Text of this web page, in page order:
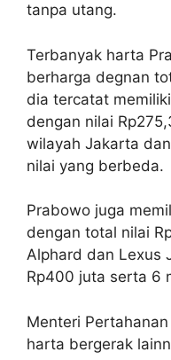
tanpa utang.
Terbanyak harta
berharga degnan
dia tercatat
dengan nilai
wilayah Jakarta
nilai yang berbeda.
Prabowo juga
dengan total nilai
Alphard dan Lexus
Rp400 juta serta 6
Menteri
harta bergerak